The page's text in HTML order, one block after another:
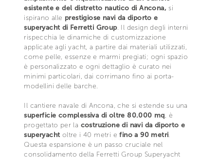
esistente e del distretto nautico di Ancona, si
ispirano alle prestigiose navi da diporto e
superyacht di Ferretti Group. Il design degli interni
rispecchia le dinamiche di customizzazione
applicate agli yacht, a partire dai materiali utilizzati,
come pelle, essenze e marmi pregiati; ogni spazio
è personalizzato e ogni dettaglio è curato nei
minimi particolari, dai corrimano fino ai porta-
modellini delle barche.
Il cantiere navale di Ancona, che si estende su una
superficie complessiva di oltre 80.000 mq, è
progettato per la costruzione di navi da diporto e
superyacht oltre i 40 metri efino a 90 metri.
Questa espansione è un passo cruciale nel
consolidamento della Ferretti Group Superyacht